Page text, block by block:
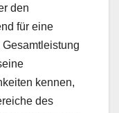
den
für eine
kennen,
des